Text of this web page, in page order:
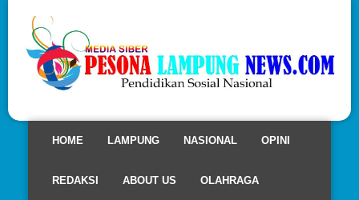
HOME LAMPUNG NASIONAL OPINI
REDAKSI ABOUT US OLAHRAGA